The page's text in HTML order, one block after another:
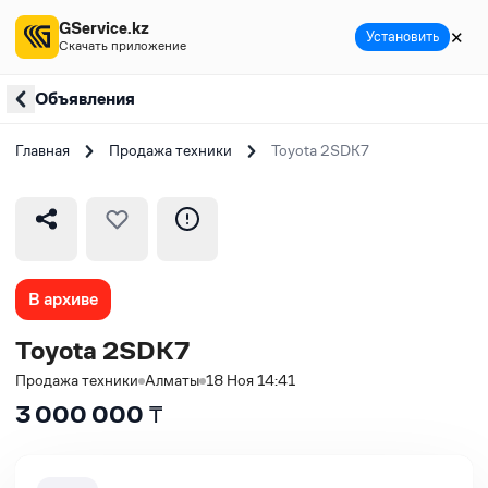
Объявления
Главная Продажа техники Toyota 2SDK7
В архиве
Toyota 2SDK7
Продажа техники Алматы 18 Ноя 14:41
3 000 000 ₸
GService.kz
Скачать приложение Установить ✕